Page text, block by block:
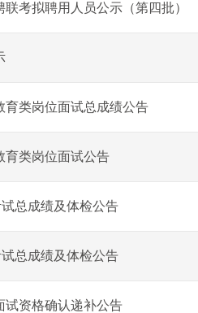
考拟聘用人员公示（第四批）
育类岗位面试总成绩公告
育类岗位面试公告
总成绩及体检公告
总成绩及体检公告
试资格确认递补公告